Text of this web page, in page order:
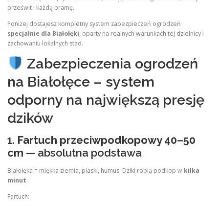
prześwit i każdą bramę.
Poniżej dostajesz kompletny system zabezpieczeń ogrodzeń
specjalnie dla Białołęki, oparty na realnych warunkach tej dzielnicy i
zachowaniu lokalnych stad.
Zabezpieczenia ogrodzeń
na Białołęce – system
odporny na największą presję
dzików
1. Fartuch przeciwpodkopowy 40–50
cm — absolutna podstawa
Białołęka = miękka ziemia, piaski, humus. Dziki robią podkop w kilka
minut.
Fartuch: